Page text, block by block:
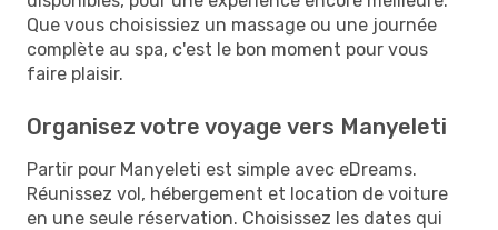
Que vous choisissiez un massage ou une journée
complète au spa, c'est le bon moment pour vous
faire plaisir.
Organisez votre voyage vers Manyeleti
Partir pour Manyeleti est simple avec eDreams.
Réunissez vol, hébergement et location de voiture
en une seule réservation. Choisissez les dates qui